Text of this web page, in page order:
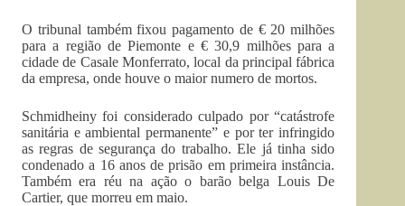
O tribunal também fixou pagamento de € 20 milhões
para a região de Piemonte e € 30,9 milhões para a
cidade de Casale Monferrato, local da principal fábrica
da empresa, onde houve o maior numero de mortos.
Schmidheiny foi considerado culpado por “catástrofe
sanitária e ambiental permanente” e por ter infringido
as regras de segurança do trabalho. Ele já tinha sido
condenado a 16 anos de prisão em primeira instância.
Também era réu na ação o barão belga Louis De
Cartier, que morreu em maio.